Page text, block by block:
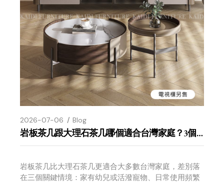
2026-07-06 Blog
岩板茶几跟大理石茶几哪個適合台灣家庭？3個使用情境判斷
岩板茶几比大理石茶几更適合大多數台灣家庭，差別落
在三個關鍵情境：家有幼兒或活潑寵物、日常使用頻繁